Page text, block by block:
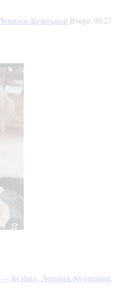
Кузнецкий Вчера, 09:27
— Кузбасс, Ленинск-Кузнецкий,